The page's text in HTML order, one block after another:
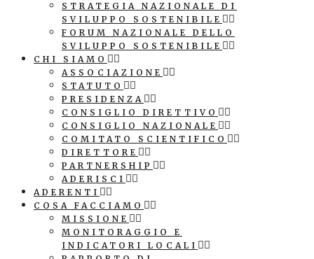
STRATEGIA NAZIONALE DI
SVILUPPO SOSTENIBILE
FORUM NAZIONALE DELLO
SVILUPPO SOSTENIBILE
CHI SIAMO
ASSOCIAZIONE
STATUTO
PRESIDENZA
CONSIGLIO DIRETTIVO
CONSIGLIO NAZIONALE
COMITATO SCIENTIFICO
DIRETTORE
PARTNERSHIP
ADERISCI
ADERENTI
COSA FACCIAMO
MISSIONE
MONITORAGGIO E
INDICATORI LOCALI